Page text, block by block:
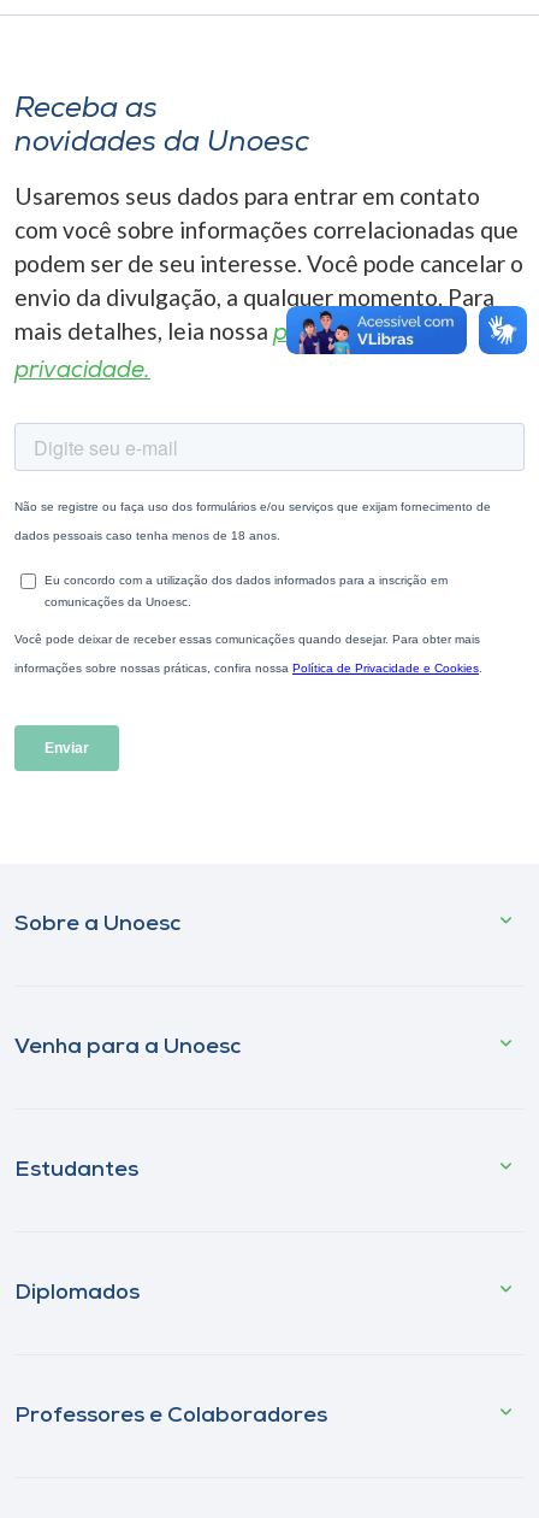
o idioma
A+
A-
Receba as
novidades da Unoesc
Usaremos seus dados para entrar em contato
com você sobre informações correlacionadas que
podem ser de seu interesse. Você pode cancelar o
envio da divulgação, a qualquer momento. Para
mais detalhes, leia nossa política de
privacidade.
Sobre a Unoesc
Venha para a Unoesc
Estudantes
Diplomados
Professores e Colaboradores